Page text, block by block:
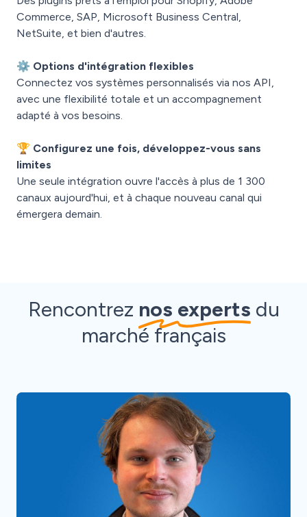
Commerce, SAP, Microsoft Business Central,
NetSuite, et bien d'autres.
⚙️ Options d'intégration flexibles
Connectez vos systèmes personnalisés via nos API,
avec une flexibilité totale et un accompagnement
adapté à vos besoins.
🏆 Configurez une fois, développez-vous sans
limites
Une seule intégration ouvre l'accès à plus de 1 300
canaux aujourd'hui, et à chaque nouveau canal qui
émergera demain.
Rencontrez nos experts du
marché français